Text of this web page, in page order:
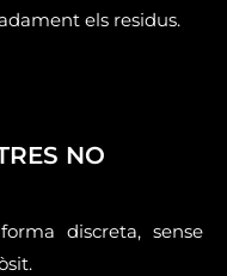
els residus.
NO
discreta, sense